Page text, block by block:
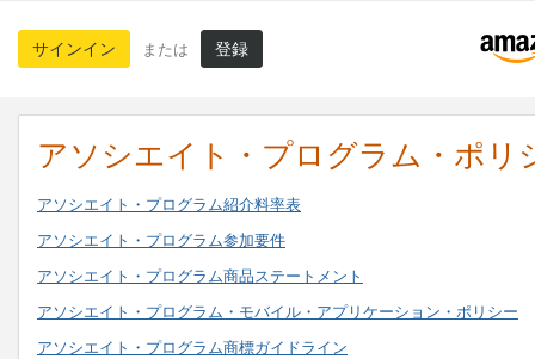
サインイン または 登録
アソシエイト・プログラム・ポリ
アソシエイト・プログラム紹介料率表
アソシエイト・プログラム参加要件
アソシエイト・プログラム商品ステートメント
アソシエイト・プログラム・モバイル・アプリケーション・ポリシー
アソシエイト・プログラム商標ガイドライン